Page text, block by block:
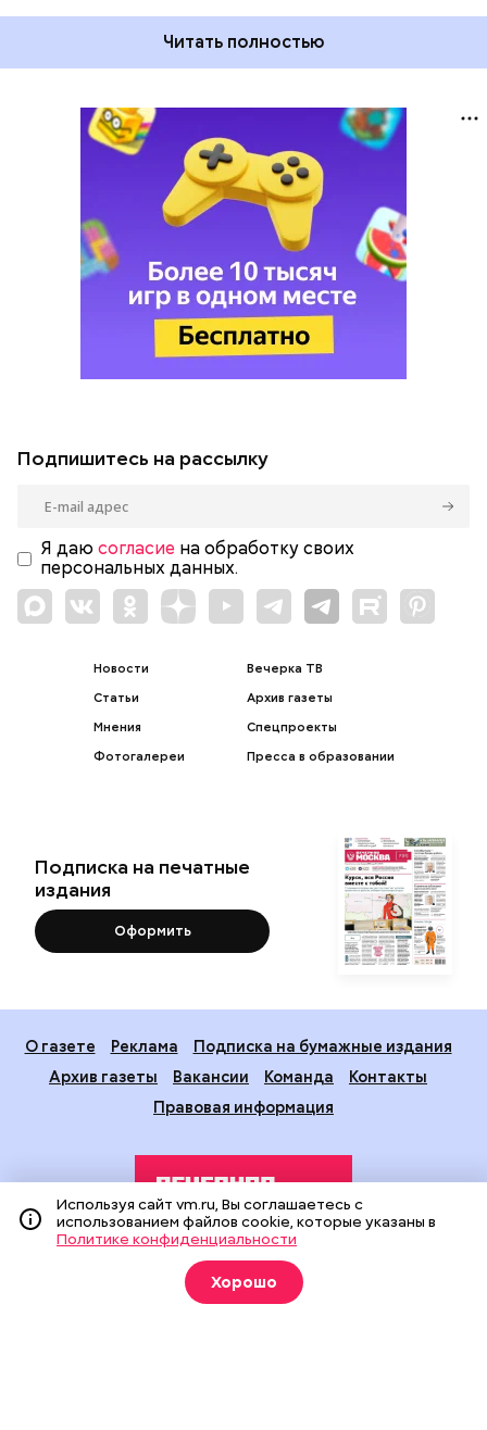
Читать полностью
Подпишитесь на рассылку
Я даю согласие на обработку своих
персональных данных.
Новости
Статьи
Мнения
Фотогалереи
Вечерка ТВ
Архив газеты
Спецпроекты
Пресса в образовании
Подписка на печатные
издания
Оформить
О газете Реклама
Подписка на бумажные издания
Архив газеты
Вакансии Команда
Контакты
Правовая информация
Издание создано при финансовой поддержке Департамента
средств массовой информации и рекламы города Москвы.
На сайте применяются рекомендательные технологии
Используя сайт vm.ru, Вы соглашаетесь с
использованием файлов cookie, которые указаны в
Политике конфиденциальности
Хорошо